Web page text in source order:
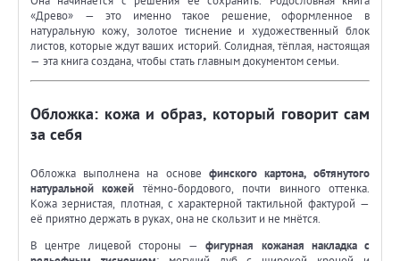
«Древо» — это именно такое решение, оформленное в
натуральную кожу, золотое тиснение и художественный блок
листов, которые ждут ваших историй. Солидная, тёплая, настоящая
— эта книга создана, чтобы стать главным документом семьи.
Обложка: кожа и образ, который говорит сам
за себя
Обложка выполнена на основе финского картона, обтянутого
натуральной кожей тёмно-бордового, почти винного оттенка.
Кожа зернистая, плотная, с характерной тактильной фактурой —
её приятно держать в руках, она не скользит и не мнётся.
В центре лицевой стороны —фигурная кожаная накладка с